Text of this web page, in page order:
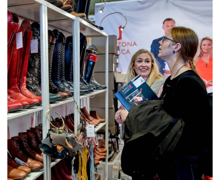
Interesse­områder
Vores platform samler hele branchen ét sted.
Vælg det interesseområde som matcher det du
søger, og få præsenteret leverandører med
produkter og løsninger inden for dette felt.
Se alle udstillere her